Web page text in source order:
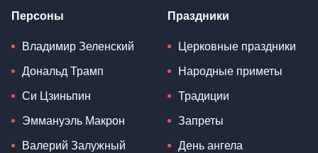
Персоны
Владимир Зеленский
Дональд Трамп
Си Цзиньпин
Эммануэль Макрон
Валерий Залужный
Праздники
Церковные праздники
Народные приметы
Традиции
Запреты
День ангела